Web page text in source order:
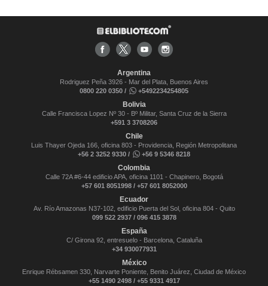
Argentina
Rodriguez Peña 3926 - Mar del Plata, Buenos Aires
0800 220 0350 /
+5492234254805
Bolivia
Calle Francisca Lopez Nº 30 - Bº Militar, Santa Cruz de la Sierra
+591 3 3708206
Chile
Luis Thayer Ojeda 166, oficina 803 - Providencia, Región Metropolitana
+56 2 3252 9330 /
+56 9 5346 8218
Colombia
Calle 72A #6-44 edificio APA, oficina 1101 - Chapinero, Bogotá
+57 601 8051998 / +57 601 8052000
Ecuador
Av. Río Amazonas N37-102, edificio Puerta del Sol, oficina 804 - Quito
099 522 2937 / 096 415 3878
España
C/ Girona 92, entresuelo - Barcelona, Cataluña
+34 930077931
México
Enrique Rébsamen 330, Narvarte Poniente, Benito Juárez, Ciudad de México
+55 1490 2498 / +55 9331 4917